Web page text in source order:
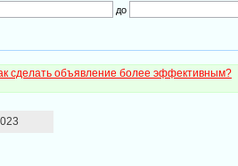
до
сделать объявление более эффективным?